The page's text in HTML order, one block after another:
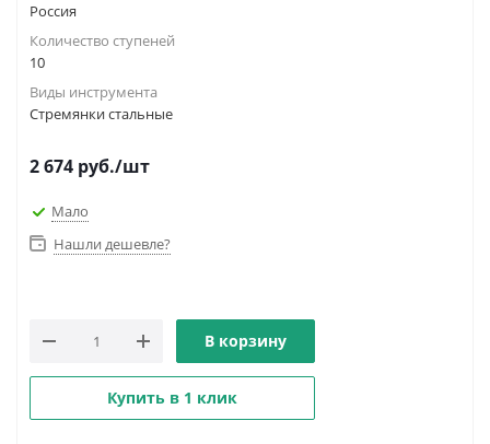
Россия
Количество ступеней
10
Виды инструмента
Стремянки стальные
2 674 руб./шт
Мало
Нашли дешевле?
В корзину
Купить в 1 клик